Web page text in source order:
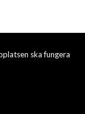
ska fungera